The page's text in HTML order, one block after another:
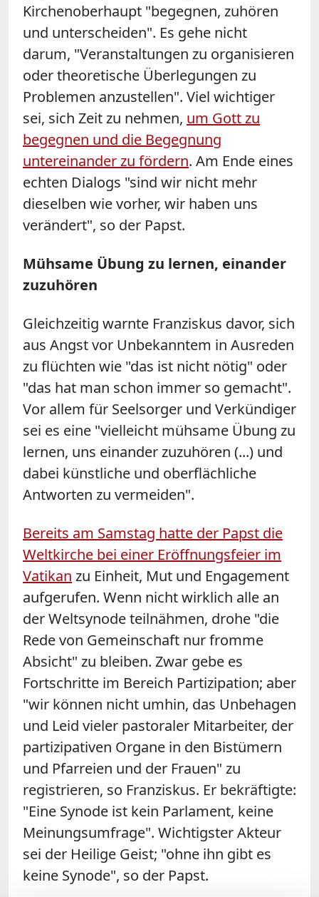
Kirchenoberhaupt "begegnen, zuhören
und unterscheiden". Es gehe nicht
darum, "Veranstaltungen zu organisieren
oder theoretische Überlegungen zu
Problemen anzustellen". Viel wichtiger
sei, sich Zeit zu nehmen, um Gott zu
begegnen und die Begegnung
untereinander zu fördern. Am Ende eines
echten Dialogs "sind wir nicht mehr
dieselben wie vorher, wir haben uns
verändert", so der Papst.
Mühsame Übung zu lernen, einander
zuzuhören
Gleichzeitig warnte Franziskus davor, sich
aus Angst vor Unbekanntem in Ausreden
zu flüchten wie "das ist nicht nötig" oder
"das hat man schon immer so gemacht".
Vor allem für Seelsorger und Verkündiger
sei es eine "vielleicht mühsame Übung zu
lernen, uns einander zuzuhören (...) und
dabei künstliche und oberflächliche
Antworten zu vermeiden".
Bereits am Samstag hatte der Papst die
Weltkirche bei einer Eröffnungsfeier im
Vatikan zu Einheit, Mut und Engagement
aufgerufen. Wenn nicht wirklich alle an
der Weltsynode teilnähmen, drohe "die
Rede von Gemeinschaft nur fromme
Absicht" zu bleiben. Zwar gebe es
Fortschritte im Bereich Partizipation; aber
"wir können nicht umhin, das Unbehagen
und Leid vieler pastoraler Mitarbeiter, der
partizipativen Organe in den Bistümern
und Pfarreien und der Frauen" zu
registrieren, so Franziskus. Er bekräftigte:
"Eine Synode ist kein Parlament, keine
Meinungsumfrage". Wichtigster Akteur
sei der Heilige Geist; "ohne ihn gibt es
keine Synode", so der Papst.